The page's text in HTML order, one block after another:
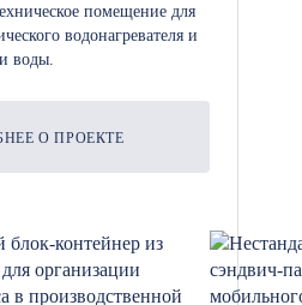
помещение для
водонагревателя и
воды.
О ПРОЕКТЕ